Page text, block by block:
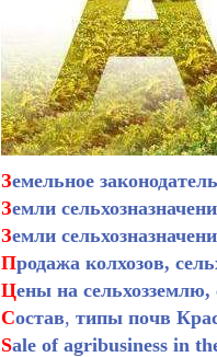
Земельное
Земли
Земли
Продажа колхозов,
Цены на сельхозземлю,
Состав, типы почв
Sale of agribusiness in